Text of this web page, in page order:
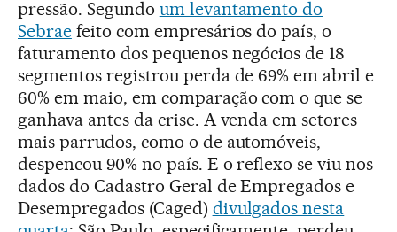
pressão. Segundo um levantamento do
Sebraefeito com empresários do país, o
faturamento dos pequenos negócios de 18
segmentos registrou perda de 69% em abril e
60% em maio, em comparação com o que se
ganhava antes da crise. A venda em setores
mais parrudos, como o de automóveis,
despencou 90% no país. E o reflexo se viu nos
dados do Cadastro Geral de Empregados e
Desempregados (Caged) divulgados nesta